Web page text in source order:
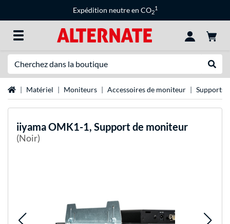
Expédition neutre en CO2
1
Page d'accueil
Matériel Moniteurs Accessoires de moniteur Supports
iiyamaOMK1-1, Support de moniteur
(Noir)